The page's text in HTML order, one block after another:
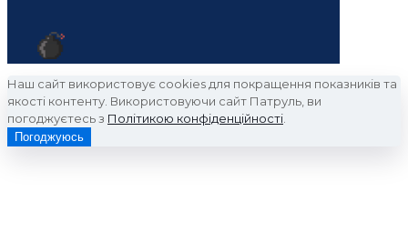
Наш сайт використовує cookies для покращення показників та
якості контенту. Використовуючи сайт Патруль, ви
погоджуєтесь з Політикою конфіденційності
Погоджуюсь